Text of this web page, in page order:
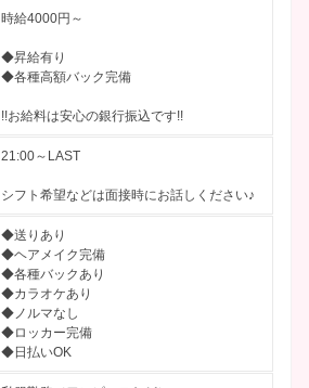
時給4000円～
◆昇給有り
◆各種高額バック完備
!!お給料は安心の銀行振込です!!
21:00～LAST
シフト希望などは面接時にお話しください♪
◆送りあり
◆ヘアメイク完備
◆各種バックあり
◆カラオケあり
◆ノルマなし
◆ロッカー完備
◆日払いOK